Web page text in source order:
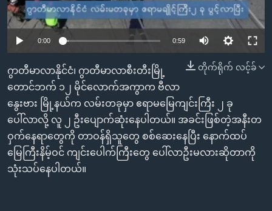
ရန်
နေရာ
ကျော်
ရန်
0:00 0:59
တိုက်ရိုက် လင့်ခ်
ဂွာတီမာလာနိုင်ငံ၊ ဂွာတီမာလာစီးတီးမြို့
တောင်ဘက် ၁၂ မိုင်လောက်အကွာက ဗီလာ
နွေးဗား မြို့နယ်က လမ်းတခုမှာ ဧရာမမြေကျင်းကြီး ၂ ခု
ပေါ်လာလို့ လူ ၂ ဦးပျောက်ဆုံးနေပါတယ်။ အခင်းဖြစ်တဲ့အနီးတ
ဝှက်နေရာတွေကို တာဝန်ရှိသူတွေ စစ်ဆေးနေပြီး နောက်ထပ်
မြေကြီးနိမ့်ဝင် ကျင်းပေါက်ကြီးတွေ ပေါ်လာဦးမလားဆိုတာကို
သုံးသပ်နေပါတယ်။